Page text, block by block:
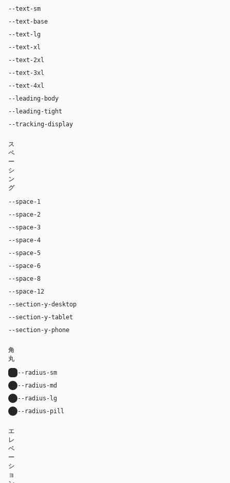
--text-sm
--text-base
--text-lg
--text-xl
--text-2xl
--text-3xl
--text-4xl
--leading-body
--leading-tight
--tracking-display
ス
ペ
ー
シ
ン
グ
--space-1
--space-2
--space-3
--space-4
--space-5
--space-6
--space-8
--space-12
--section-y-desktop
--section-y-tablet
--section-y-phone
角
丸
--radius-sm
--radius-md
--radius-lg
--radius-pill
エ
レ
ベ
ー
シ
ョ